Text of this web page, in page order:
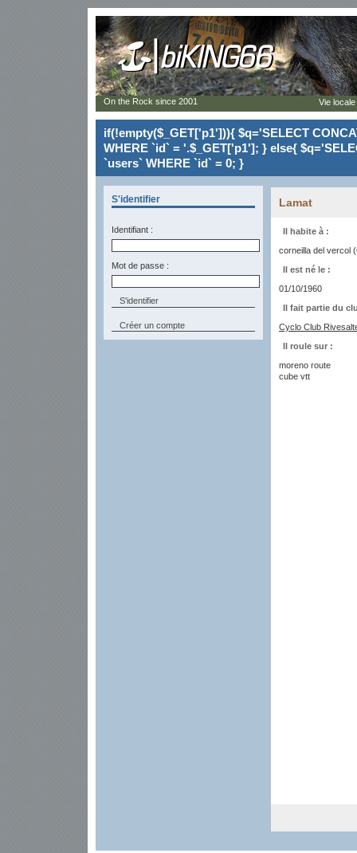
if(!empty($_GET['p1'])){ $q='SELECT
WHERE `id` = '.$_GET['p1']; } else{
`users` WHERE `id` = 0; }
S'identifier
Identifiant :
Mot de passe :
Créer un compte
Lamat
Il habite à :
corneilla del vercol
Il est né le :
01/10/1960
Il fait partie du
Cyclo Club
Il roule sur :
moreno route
cube vtt
On the Rock since 2001 Vie